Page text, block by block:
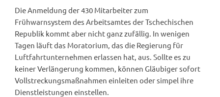
Die Anmeldung der 430 Mitarbeiter zum
Frühwarnsystem des Arbeitsamtes der Tschechischen
Republik kommt aber nicht ganz zufällig. In wenigen
Tagen läuft das Moratorium, das die Regierung für
Luftfahrtunternehmen erlassen hat, aus. Sollte es zu
keiner Verlängerung kommen, können Gläubiger sofort
Vollstreckungsmaßnahmen einleiten oder simpel ihre
Dienstleistungen einstellen.